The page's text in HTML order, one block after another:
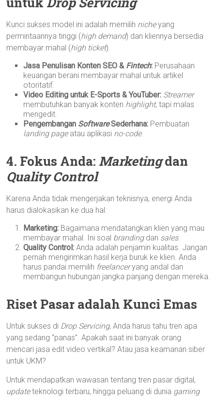
Kunci sukses model ini adalah memilih nicheyang
permintaannya tinggi (high demand) dan kliennya bersedia
membayar mahal (high ticket).
Jasa Penulisan Konten SEO & Fintech: Perusahaan
keuangan berani membayar mahal untuk artikel
otoritatif.
Video Editing untuk E-Sports & YouTuber: Streamer
membutuhkan banyak konten highlight, tapi malas
mengedit.
Pengembangan SoftwareSederhana: Pembuatan
landing pageatau aplikasi no-code.
4. Fokus Anda:Marketingdan
Quality Control
Karena Anda tidak mengerjakan teknisnya, energi Anda
harus dialokasikan ke dua hal:
Marketing: Bagaimana mendatangkan klien yang mau
membayar mahal. Ini soal brandingdan sales.
Quality Control: Anda adalah penjamin kualitas. Jangan
pernah mengirimkan hasil kerja buruk ke klien. Anda
harus pandai memilih freelanceryang andal dan
membangun hubungan jangka panjang dengan mereka.
Riset Pasar adalah Kunci Emas
Untuk sukses di Drop Servicing, Anda harus tahu tren apa
yang sedang “panas”. Apakah saat ini banyak orang
mencari jasa edit video vertikal? Atau jasa keamanan siber
untuk UKM?
Untuk mendapatkan wawasan tentang tren pasar digital,
updateteknologi terbaru, hingga peluang di dunia gaming